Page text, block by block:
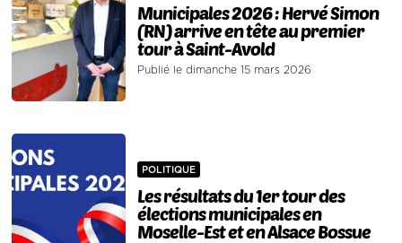
Municipales 2026 : Hervé Simon
(RN) arrive en tête au premier
tour à Saint-Avold
Publié le dimanche 15 mars 2026
POLITIQUE
Les résultats du 1er tour des
élections municipales en
Moselle-Est et en Alsace Bossue